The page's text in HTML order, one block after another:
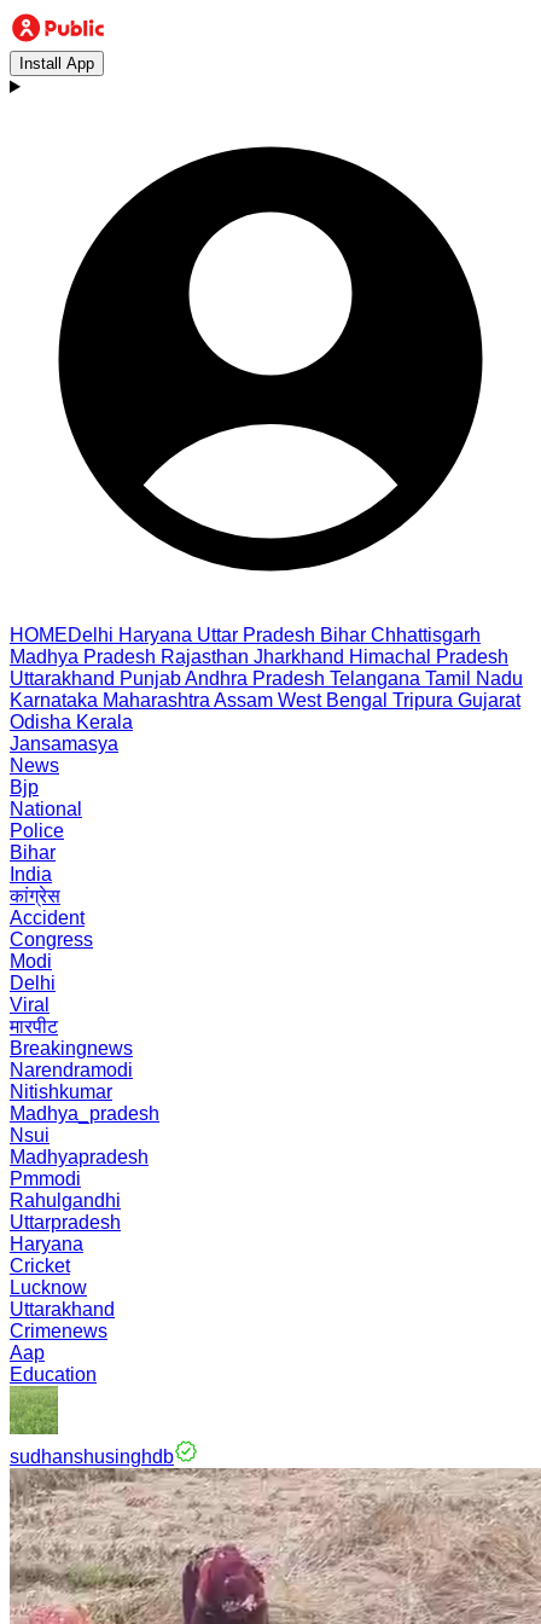
Install App
HOMEDelhi Haryana Uttar Pradesh Bihar Chhattisgarh
Madhya Pradesh Rajasthan Jharkhand Himachal Pradesh
Uttarakhand PunjabAndhra Pradesh Telangana Tamil Nadu
Karnataka Maharashtra Assam West Bengal Tripura Gujarat
Odisha Kerala
Jansamasya
News
Bjp
National
Police
Bihar
India
कांग्रेस
Accident
Congress
Modi
Delhi
Viral
मारपीट
Breakingnews
Narendramodi
Nitishkumar
Madhya_pradesh
Nsui
Madhyapradesh
Pmmodi
Rahulgandhi
Uttarpradesh
Haryana
Cricket
Lucknow
Uttarakhand
Crimenews
Aap
Education
sudhanshusinghdb